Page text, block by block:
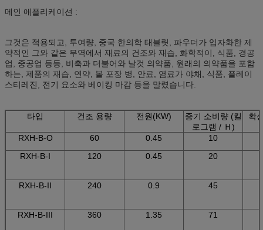
메인 애플리케이션 :
그것은 적용되고, 투여량, 중국 한의학 태블릿, 파우더가 입자화한 제
약적인 그와 같은 무역에서 재료의 건조와 재습, 화학적이, 식품, 경공
업, 중공업 등등, 비축과 더불어와 날것 의약품, 원래의 의약품을 포함
하는, 제품의 재습, 연약, 볼 포장 병, 안료, 염료가 야채, 식품, 플레이
스티레진, 전기 요소와 베이킹 마감 등을 말렸습니다.
타입 건조 용량 전원(KW)
증기 소비량 (킬
로그램 / Ｈ)
확
RXH-B-O 60 0.45
10
RXH-B-I
120 0.45 20
RXH-B-II 240 0.9 45
RXH-B-III 360 1.35 71